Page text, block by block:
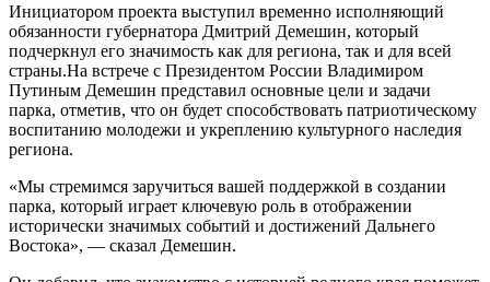
Инициатором проекта выступил временно исполняющий
обязанности губернатора Дмитрий Демешин, который
подчеркнул его значимость как для региона, так и для всей
страны.На встрече с Президентом России Владимиром
Путиным Демешин представил основные цели и задачи
парка, отметив, что он будет способствовать патриотическому
воспитанию молодежи и укреплению культурного наследия
региона.
«Мы стремимся заручиться вашей поддержкой в создании
парка, который играет ключевую роль в отображении
исторически значимых событий и достижений Дальнего
Востока», — сказал Демешин.